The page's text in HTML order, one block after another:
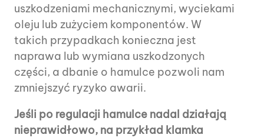
uszkodzeniami mechanicznymi, wyciekami
oleju lub zużyciem komponentów. W
takich przypadkach konieczna jest
naprawa lub wymiana uszkodzonych
części, a dbanie o hamulce pozwoli nam
zmniejszyć ryzyko awarii.
Jeśli po regulacji hamulce nadal działają
nieprawidłowo, na przykład klamka